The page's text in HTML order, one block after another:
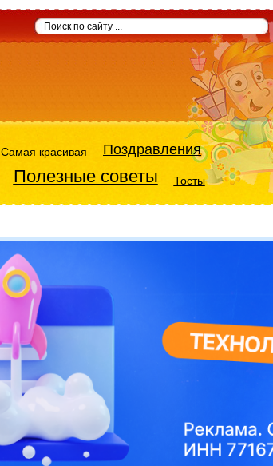
Самая красивая Поздравления
Полезные советы Тосты